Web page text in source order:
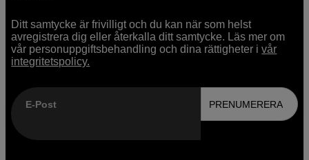
Ditt samtycke är frivilligt och du kan när som helst
avregistrera dig eller återkalla ditt samtycke. Läs mer om
vår personuppgiftsbehandling och dina rättigheter ivår
integritetspolicy.
E-Post PRENUMERERA